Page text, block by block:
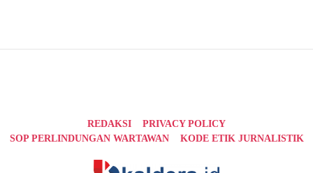
REDAKSI
PRIVACY POLICY
SOP PERLINDUNGAN WARTAWAN
KODE ETIK JURNALISTIK